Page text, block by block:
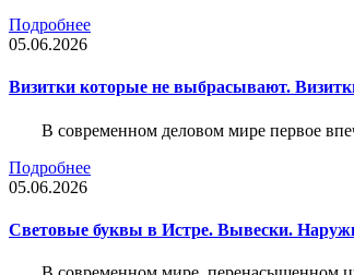
Подробнее
05.06.2026
Визитки которые не выбрасывают.
В современном деловом мире первое
Подробнее
05.06.2026
Световые буквы в Истре. Вывески.